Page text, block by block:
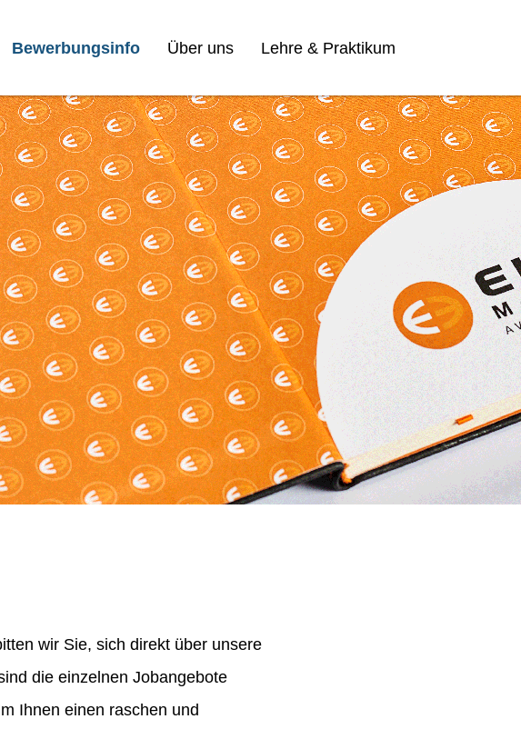
Bewerbungsinfo Über uns Lehre & Praktikum
wir Sie, sich direkt über unsere
die einzelnen Jobangebote
Ihnen einen raschen und